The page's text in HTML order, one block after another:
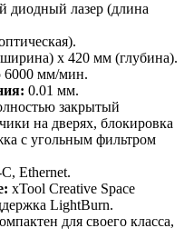
диодный лазер (длина
x 420 мм (глубина).
6000 мм/мин.
0.01 мм.
закрытый
на дверях, блокировка
с угольным фильтром
Ethernet.
xTool Creative Space
LightBurn.
для своего класса,